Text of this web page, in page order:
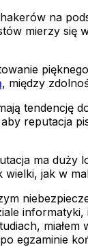
na
mierzy się
, między
tendencję
reputacja
ma duży
wielki, jak w
egzaminie